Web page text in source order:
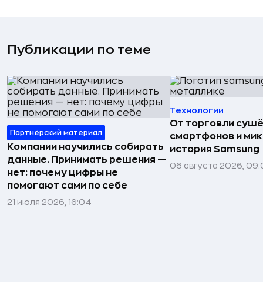
Публикации по теме
Партнёрский материал
Компании научились собирать
данные. Принимать решения —
нет: почему цифры не
помогают сами по себе
21 июля 2026, 16:04
Технологии
От торговли
смартфонов и
история Samsung
06 августа 2026,